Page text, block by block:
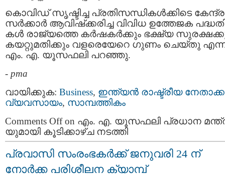
കൊവിഡ് സൃഷ്ടിച്ച പ്രതിസന്ധികള്‍ക്കിടെ കേന്ദ്ര
സര്‍ക്കാര്‍ ആവിഷ്‌ക്കരിച്ച വിവിധ ഉത്തേജക
കള്‍ രാജ്യത്തെ കര്‍ഷകര്‍ക്കും ഭക്ഷ്യ
കയറ്റുമതിക്കും വളരെയേറെ ഗുണം ചെയ്തു
എം. എ. യൂസഫലി പറഞ്ഞു.
- pma
വായിക്കുക: Business, ഇന്ത്യന്‍ രാഷ്ട്രീയ
വ്യവസായം, സാമ്പത്തികം
Comments Offon എം. എ. യൂസഫലി പ്രധാന
യുമായി കൂടിക്കാഴ്ച നടത്തി
പ്രവാസി സംരംഭകർക്ക് ജനുവരി 24 ന്
നോർക്ക പരിശീലന ക്യാമ്പ്